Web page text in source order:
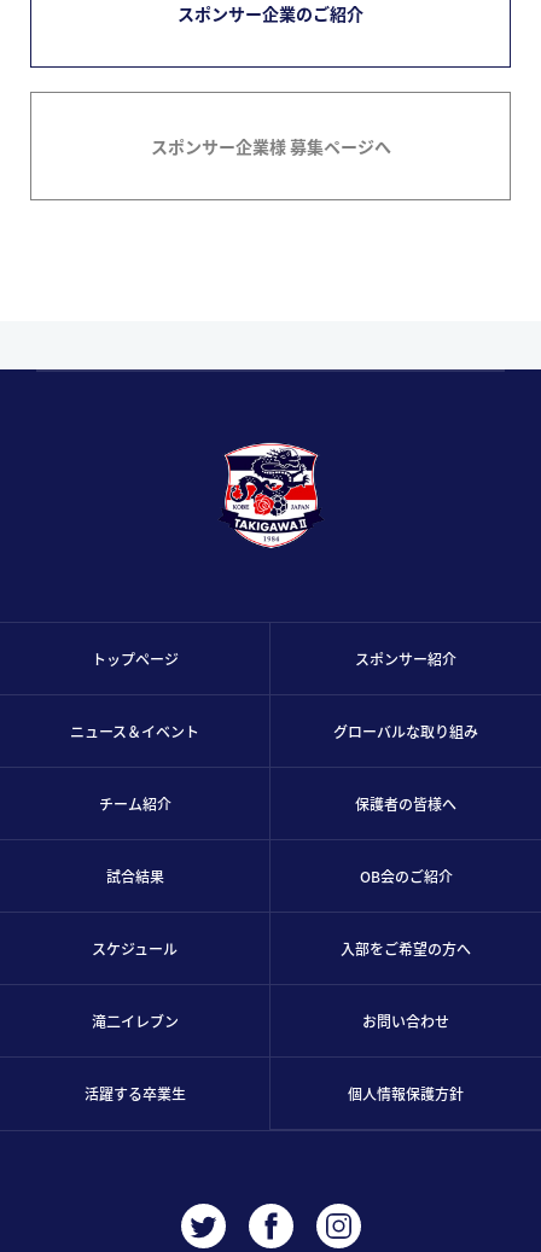
スポンサー企業のご紹介
スポンサー企業様 募集ページへ
トップページ
ニュース＆イベント
チーム紹介
試合結果
スケジュール
滝二イレブン
活躍する卒業生
スポンサー紹介
グローバルな取り組み
保護者の皆様へ
OB会のご紹介
入部をご希望の方へ
お問い合わせ
個人情報保護方針